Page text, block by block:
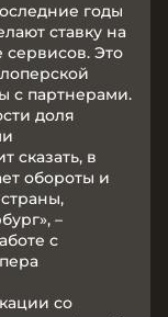
годы
ставку на
Это
с партнерами.
доля
сказать, в
обороты и
–
с
со